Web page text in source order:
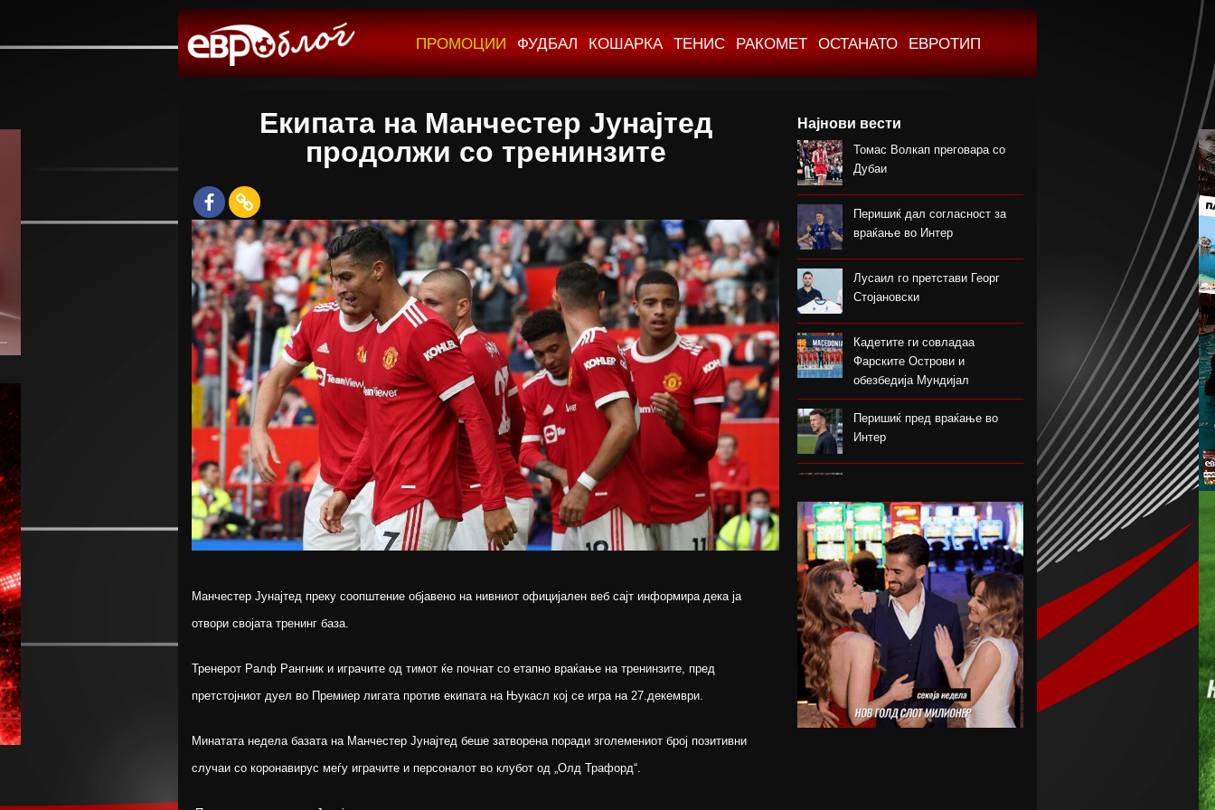
ПРОМОЦИИ ФУДБАЛ КОШАРКА ТЕНИС РАКОМЕТ ОСТАНАТО ЕВРОТИП
Екипата на Манчестер Јунајтед
продолжи со тренинзите
Манчестер Јунајтед преку соопштение објавено на нивниот официјален веб сајт информира дека ја
отвори својата тренинг база.
Тренерот Ралф Рангник и играчите од тимот ќе почнат со етапно враќање на тренинзите, пред
претстојниот дуел во Премиер лигата против екипата на Њукасл кој се игра на 27.декември.
Минатата недела базата на Манчестер Јунајтед беше затворена поради зголемениот број позитивни
случаи со коронавирус меѓу играчите и персоналот во клубот од „Олд Трафорд“.
Најнови вести
Томас Волкап преговара со
Дубаи
Перишиќ дал согласност за
враќање во Интер
Лусаил го претстави Георг
Стојановски
Кадетите ги совладаа
Фарските Острови и
обезбедија Мундијал
Перишиќ пред враќање во
Интер
на скијачката кариера
Меси со два гола се врати во
дресот на Интер Мајами по
Мундијалот
Шенгелија плати еден милион
и се ослободи од Барселона
Мајорка убедливо го совлада
ПСЖ